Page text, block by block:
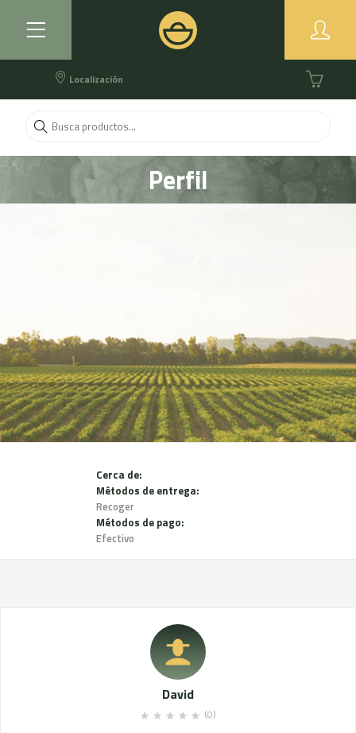
Localización
Perfil
Cerca de:
Métodos de entrega:
Recoger
Métodos de pago:
Efectivo
David
(0)